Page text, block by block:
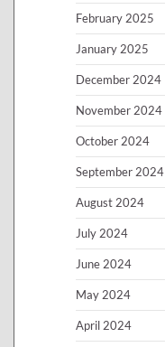
February 2025
January 2025
December 2024
November 2024
October 2024
September 2024
August 2024
July 2024
June 2024
May 2024
April 2024